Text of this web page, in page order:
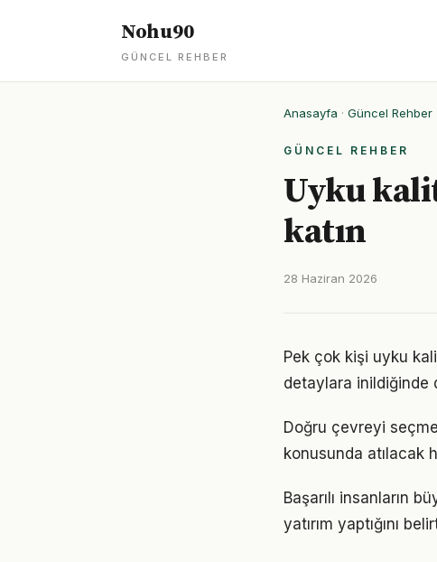
Nohu90
GÜNCEL REHBER
Anasayfa · Güncel Rehber
GÜNCEL REHBER
Uyku
katın
28 Haziran 2026
Pek çok kişi uyku
detaylara inildiğinde
Doğru çevreyi
konusunda atılacak
Başarılı insanların
yatırım yaptığını